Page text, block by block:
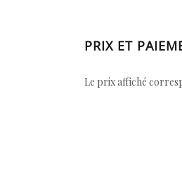
PRIX ET
Le prix affiché